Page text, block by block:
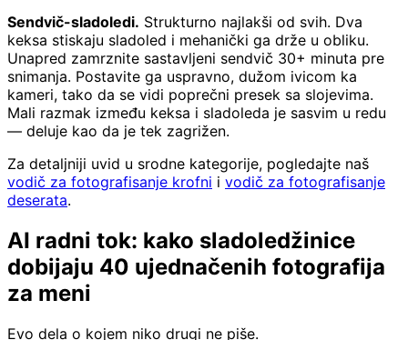
Sendvič-sladoledi. Strukturno najlakši od svih. Dva
keksa stiskaju sladoled i mehanički ga drže u obliku.
Unapred zamrznite sastavljeni sendvič 30+ minuta pre
snimanja. Postavite ga uspravno, dužom ivicom ka
kameri, tako da se vidi poprečni presek sa slojevima.
Mali razmak između keksa i sladoleda je sasvim u redu
— deluje kao da je tek zagrižen.
Za detaljniji uvid u srodne kategorije, pogledajte naš
vodič za fotografisanje krofni i vodič za fotografisanje
deserata.
AI radni tok: kako sladoledžinice
dobijaju 40 ujednačenih fotografija
za meni
Evo dela o kojem niko drugi ne piše.